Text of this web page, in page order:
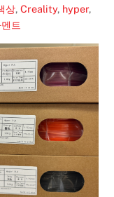
상,Creality, hyper,
트